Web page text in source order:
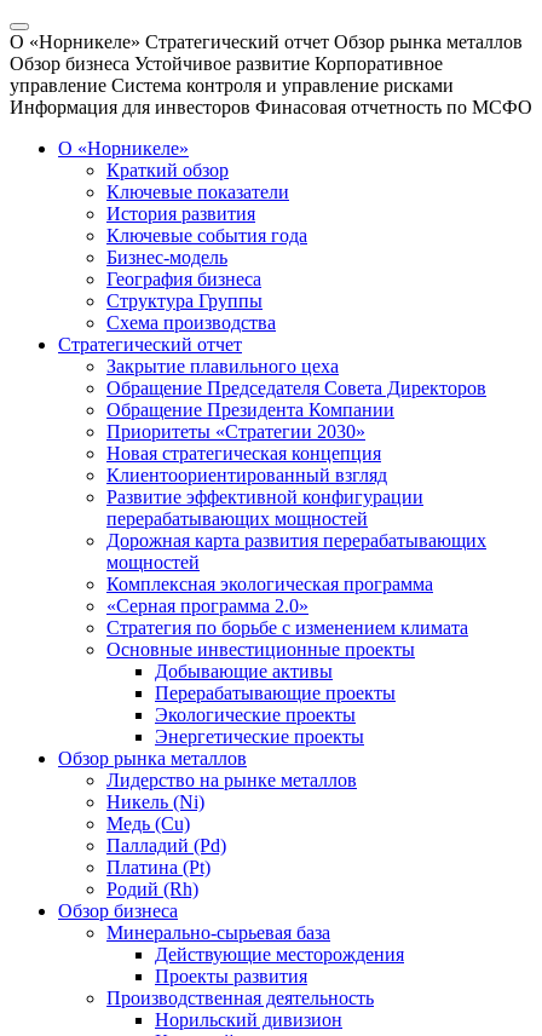
О «Норникеле» Стратегический отчет Обзор рынка металлов
Обзор бизнеса Устойчивое развитие Корпоративное
управление Система контроля и управление рисками
Информация для инвесторов Финасовая отчетность по МСФО
О «Норникеле»
Краткий обзор
Ключевые показатели
История развития
Ключевые события года
Бизнес-модель
География бизнеса
Структура Группы
Схема производства
Стратегический отчет
Закрытие плавильного цеха
Обращение Председателя Совета Директоров
Обращение Президента Компании
Приоритеты «Стратегии 2030»
Новая стратегическая концепция
Клиентоориентированный взгляд
Развитие эффективной конфигурации
перерабатывающих мощностей
Дорожная карта развития перерабатывающих
мощностей
Комплексная экологическая программа
«Серная программа 2.0»
Стратегия по борьбе с изменением климата
Основные инвестиционные проекты
Добывающие активы
Перерабатывающие проекты
Экологические проекты
Энергетические проекты
Обзор рынка металлов
Лидерство на рынке металлов
Никель (Ni)
Медь (Cu)
Палладий (Pd)
Платина (Pt)
Родий (Rh)
Обзор бизнеса
Минерально-сырьевая база
Действующие месторождения
Проекты развития
Производственная деятельность
Норильский дивизион